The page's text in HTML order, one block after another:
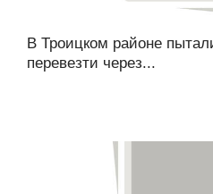
В Троицком районе
перевезти через...